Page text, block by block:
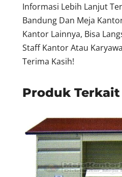
Informasi Lebih Lanjut
Bandung Dan Meja
Kantor Lainnya, Bisa
Staff Kantor Atau
Terima Kasih!
Produk Terkait